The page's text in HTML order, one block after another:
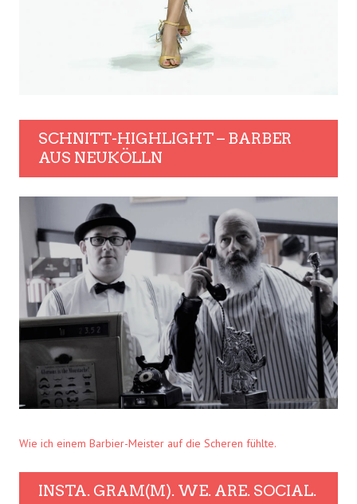
SCHNITT-HIGHLIGHT – BARBER
AUS NEUKÖLLN
Wie ich einem Barbier-Meister auf die Scheren fühlte.
INSTA. GRAM(M). WE. ARE. SOCIAL.